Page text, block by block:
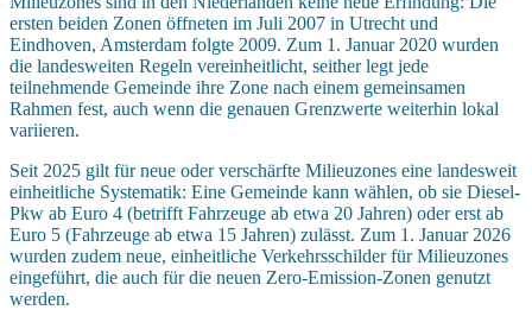
ersten beiden Zonen öffneten im Juli 2007 in Utrecht und
Eindhoven, Amsterdam folgte 2009. Zum 1. Januar 2020 wurden
die landesweiten Regeln vereinheitlicht, seither legt jede
teilnehmende Gemeinde ihre Zone nach einem gemeinsamen
Rahmen fest, auch wenn die genauen Grenzwerte weiterhin lokal
variieren.
Seit 2025 gilt für neue oder verschärfte Milieuzones eine landesweit
einheitliche Systematik: Eine Gemeinde kann wählen, ob sie Diesel-
Pkw ab Euro 4 (betrifft Fahrzeuge ab etwa 20 Jahren) oder erst ab
Euro 5 (Fahrzeuge ab etwa 15 Jahren) zulässt. Zum 1. Januar 2026
wurden zudem neue, einheitliche Verkehrsschilder für Milieuzones
eingeführt, die auch für die neuen Zero-Emission-Zonen genutzt
werden.